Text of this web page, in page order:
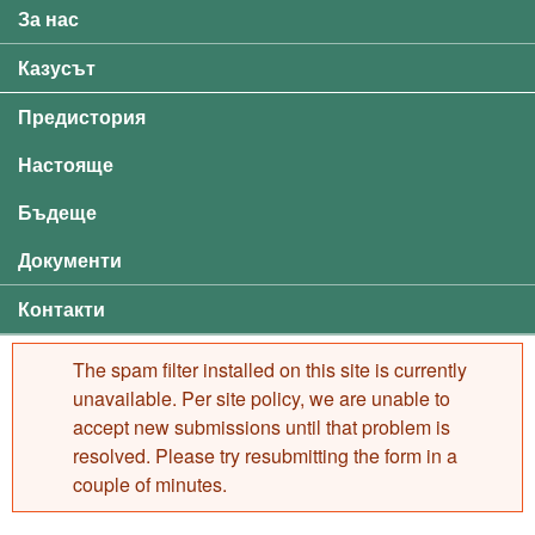
За нас
Казусът
Предистория
Настояще
Бъдеще
Документи
Контакти
Error message
The spam filter installed on this site is currently
unavailable. Per site policy, we are unable to
accept new submissions until that problem is
resolved. Please try resubmitting the form in a
couple of minutes.